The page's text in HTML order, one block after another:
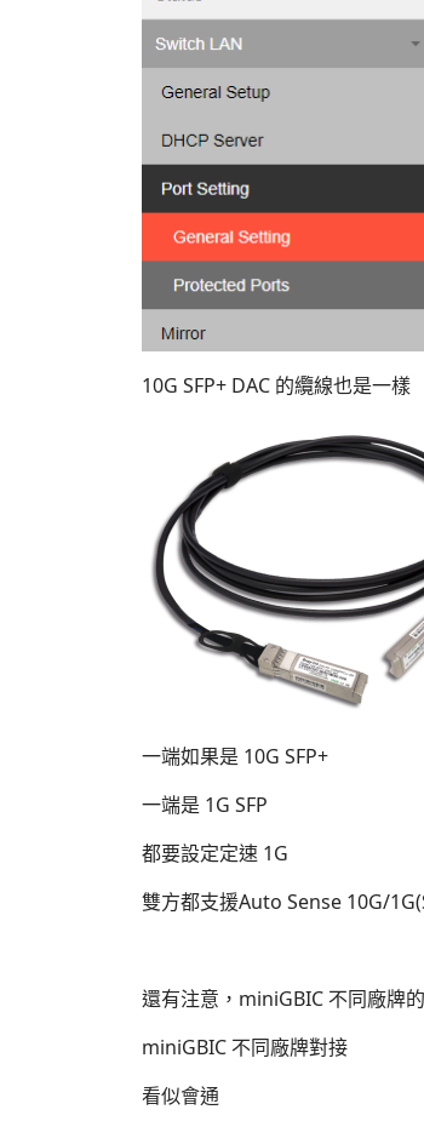
10G SFP+ DAC 的纜線也是一樣
一端如果是 10G SFP+
一端是 1G SFP
都要設定定速 1G
雙方都支援Auto Sense 10G/
還有注意，miniGBIC 不同廠牌
miniGBIC 不同廠牌對接
看似會通